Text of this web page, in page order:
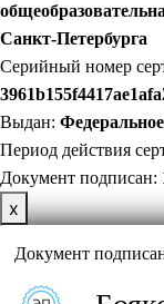
Санкт-Петербурга
Серийный номер
Выдан:
Период действия
Документ подписан:
х
Документ